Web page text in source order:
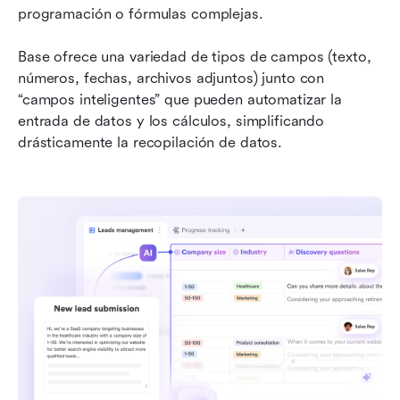
programación o fórmulas complejas.
Base ofrece una variedad de tipos de campos (texto,
números, fechas, archivos adjuntos) junto con
“campos inteligentes” que pueden automatizar la
entrada de datos y los cálculos, simplificando
drásticamente la recopilación de datos.